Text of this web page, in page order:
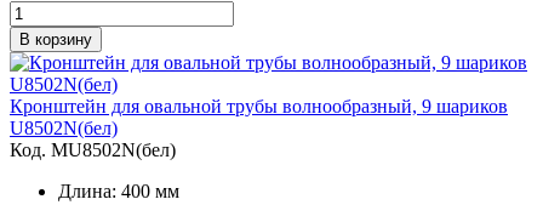
В корзину
Кронштейн для овальной трубы волнообразный, 9 шариков
U8502N(бел)
Код. MU8502N(бел)
Длина: 400 мм